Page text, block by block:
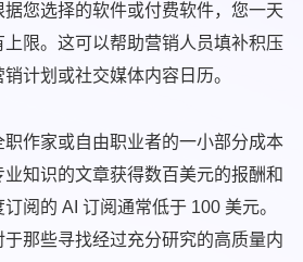
您选择的软件或付费软件，您一天
限。这可以帮助营销人员填补积压
计划或社交媒体内容日历。
职作家或自由职业者的一小部分成本
知识的文章获得数百美元的报酬和
阅的 AI 订阅通常低于 100 美元。
那些寻找经过充分研究的高质量内